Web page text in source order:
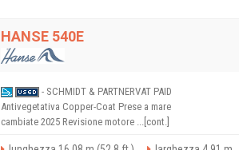
HANSE 540E
- SCHMIDT & PARTNERVAT PAID
Antivegetativa Copper-Coat Prese a mare
cambiate 2025 Revisione motore ...[cont.]